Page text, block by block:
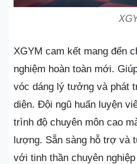
XGYM cam kết mang đến
nghiệm hoàn toàn mới.
vóc dáng lý tưởng và phát
diện. Đội ngũ huấn luyện
trình độ chuyên môn cao
lượng. Sẵn sàng hỗ trợ và
với tinh thần chuyên nghiệp